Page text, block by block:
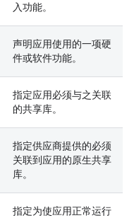
入功能。
声明应用使用的一项硬
件或软件功能。
指定应用必须与之关联
的共享库。
指定供应商提供的必须
关联到应用的原生共享
库。
指定为使应用正常运行